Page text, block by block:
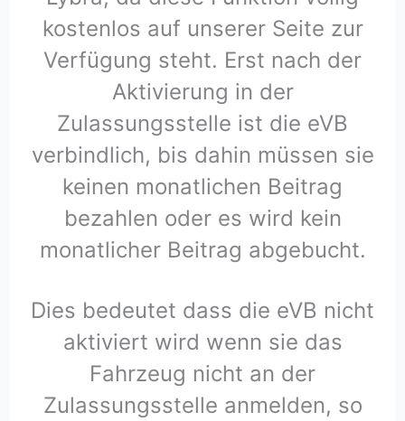
kostenlos auf unserer Seite zur
Verfügung steht. Erst nach der
Aktivierung in der
Zulassungsstelle ist die eVB
verbindlich, bis dahin müssen sie
keinen monatlichen Beitrag
bezahlen oder es wird kein
monatlicher Beitrag abgebucht.
Dies bedeutet dass die eVB nicht
aktiviert wird wenn sie das
Fahrzeug nicht an der
Zulassungsstelle anmelden, so